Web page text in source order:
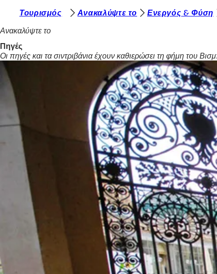
Μετάβαση στο περιεχόμενο
ρ
ί
σ
κ
ε
σ
Τουρισμός Ανακαλύψτε το
Ενεργός & Φύση
Ανακαλύψτε το
Πηγές
Οι πηγές και τα σιντριβάνια έχουν καθιερώσει τη φήμη